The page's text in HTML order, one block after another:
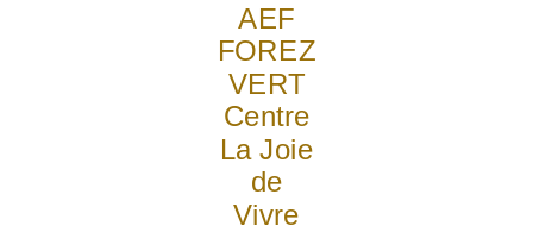
AEF
FOREZ
VERT
Centre
La Joie
de
Vivre